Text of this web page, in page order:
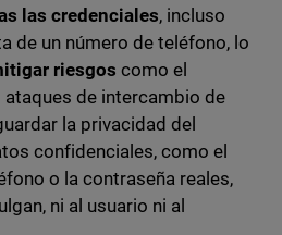
las credenciales, incluso
de un número de teléfono, lo
riesgos como el
ataques de intercambio de
la privacidad del
confidenciales, como el
o la contraseña reales,
ni al usuario ni al